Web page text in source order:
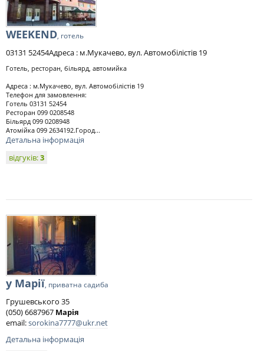
WEEKEND, готель
03131 52454Адреса : м.Мукачево, вул. Автомобілістів 19
Готель, ресторан, більярд, автомийка
Адреса : м.Мукачево, вул. Автомобілістів 19
Телефон для замовлення:
Готель 03131 52454
Ресторан 099 0208548
Більярд 099 0208948
Атомійка 099 2634192.Город...
Детальна інформація
відгуків:3
у Марії, приватна садиба
Грушевського 35
(050) 6687967 Марія
email:sorokina7777@ukr.net
Детальна інформація